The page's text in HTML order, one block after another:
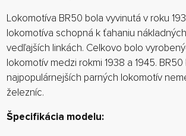
Lokomotíva BR50 bola vyvinutá v roku
lokomotíva schopná k ťahaniu
vedľajších linkách. Celkovo bolo
lokomotív medzi rokmi 1938 a 1945.
najpopulárnejších parných lokomotív
železníc.
Špecifikácia modelu: